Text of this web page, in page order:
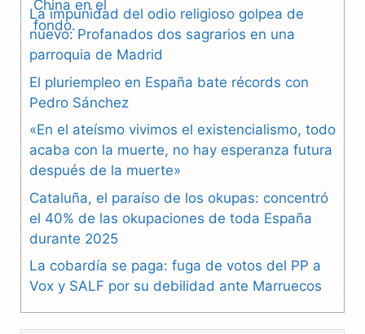
a
c
b
o
o
k
e
l
r
a
m
h
a
A
p
p
La impunidad del odio religioso golpea de
nuevo: Profanados dos sagrarios en una
parroquia de Madrid
El pluriempleo en España bate récords con
Pedro Sánchez
«En el ateísmo vivimos el existencialismo, todo
acaba con la muerte, no hay esperanza futura
después de la muerte»
Cataluña, el paraíso de los okupas: concentró
el 40% de las okupaciones de toda España
durante 2025
La cobardía se paga: fuga de votos del PP a
Vox y SALF por su debilidad ante Marruecos